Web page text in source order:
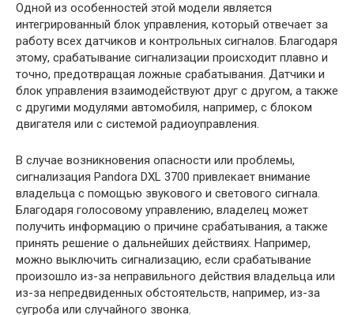
Одной из особенностей этой модели является
интегрированный блок управления, который отвечает за
работу всех датчиков и контрольных сигналов. Благодаря
этому, срабатывание сигнализации происходит плавно и
точно, предотвращая ложные срабатывания. Датчики и
блок управления взаимодействуют друг с другом, а также
с другими модулями автомобиля, например, с блоком
двигателя или с системой радиоуправления.
В случае возникновения опасности или проблемы,
сигнализация Pandora DXL 3700 привлекает внимание
владельца с помощью звукового и светового сигнала.
Благодаря голосовому управлению, владелец может
получить информацию о причине срабатывания, а также
принять решение о дальнейших действиях. Например,
можно выключить сигнализацию, если срабатывание
произошло из-за неправильного действия владельца или
из-за непредвиденных обстоятельств, например, из-за
сугроба или случайного звонка.